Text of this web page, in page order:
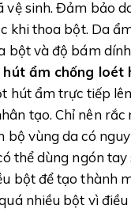
vệ sinh. Đảm bảo
khi thoa bột. Da
bột và độ bám
ẩm chống loét
hút ẩm trực tiếp
tạo. Chỉ nên rắc
bộ vùng da có
thể dùng ngón tay
bột để tạo thành
nhiều bột vì